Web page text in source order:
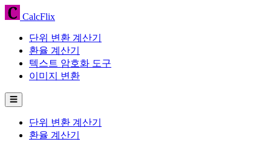
CalcFlix
단위 변환 계산기
환율 계산기
텍스트 암호화 도구
이미지 변환
☰
단위 변환 계산기
환율 계산기